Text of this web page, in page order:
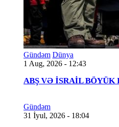
Gündəm Dünya
1 Aug, 2026 - 12:43
ABŞ VƏ İSRAİL BÖYÜK
Gündəm
31 İyul, 2026 - 18:04